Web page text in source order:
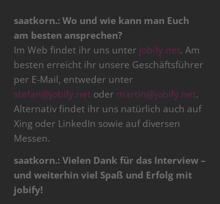
saatkorn.: Wo und wie kann man Euch
am besten ansprechen?
Im Web findet ihr uns unter jobify.net. Am
besten erreicht ihr unsere Geschäftsführer
per E-Mail, entweder unter
stefan@jobify.net oder martin@jobify.net.
Alternativ findet ihr uns natürlich auch auf
Xing oder LinkedIn sowie auf diversen
Messen.
saatkorn.: Vielen Dank für das Interview –
und weiterhin viel Spaß und Erfolg mit
jobify!